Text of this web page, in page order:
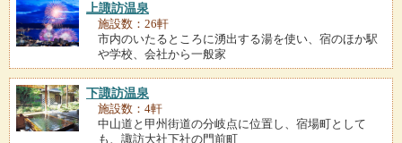
上諏訪温泉
施設数：26軒
市内のいたるところに湧出する湯を使い、宿のほか駅
や学校、会社から一般家
下諏訪温泉
施設数：4軒
中山道と甲州街道の分岐点に位置し、宿場町として
も、諏訪大社下社の門前町